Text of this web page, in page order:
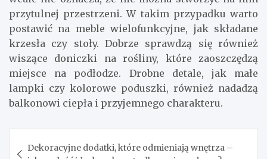
przytulnej przestrzeni. W takim przypadku warto
postawić na meble wielofunkcyjne, jak składane
krzesła czy stoły. Dobrze sprawdzą się również
wiszące doniczki na rośliny, które zaoszczędzą
miejsce na podłodze. Drobne detale, jak małe
lampki czy kolorowe poduszki, również nadadzą
balkonowi ciepła i przyjemnego charakteru.
Dekoracyjne dodatki, które odmieniają wnętrza –